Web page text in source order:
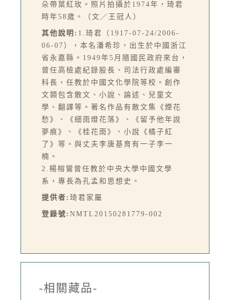
朵帶葉紅玫。照片拍攝於1974年，琦君
時年58歲。（文／王冠人）
其他說明: 1.琦君（1917-07-24/2006-
06-07），本名潘希珍，出生於中國浙江
省永嘉縣。1949年5月隨國民政府來台，
曾任高檢處紀錄股長、司法行政處編審
科長，任教於中國文化學院等校。創作
文類包含散文、小說、論述、兒童文
學、翻譯等。著名作品有散文集《煙花
愁》、《細雨燈花落》、《留予他年說
夢痕》、《桂花雨》、小說《橘子紅
了》等。與丈夫李唐基育有一子李一
楠。
2.楊榕鸞曾任教於中央大學中國文學
系，專長為孔孟和思想史。
提供者: 琦君家屬
登錄號: NMTL20150281779-002
-相關藏品-